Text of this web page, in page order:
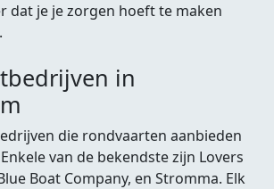
dat je je zorgen hoeft te maken
in
die rondvaarten aanbieden
van de bekendste zijn Lovers
Boat Company, en Stromma. Elk